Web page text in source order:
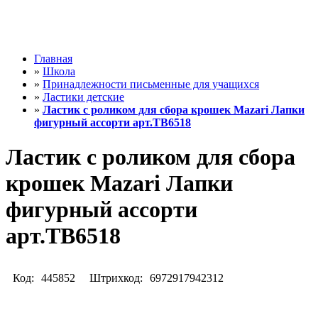
Главная
» Школа
» Принадлежности письменные для учащихся
» Ластики детские
» Ластик с роликом для сбора крошек Mazari Лапки
фигурный ассорти арт.TB6518
Ластик с роликом для сбора
крошек Mazari Лапки
фигурный ассорти
арт.TB6518
Код: 445852 Штрихкод: 6972917942312